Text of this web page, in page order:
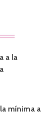
a la
mínima a